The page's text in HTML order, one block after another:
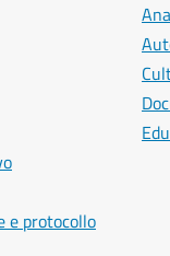
e protocollo